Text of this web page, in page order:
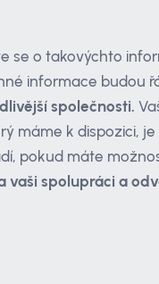
se o takovýchto
informace budou
společnosti.
máme k dispozici,
pokud máte
vaši spolupráci a